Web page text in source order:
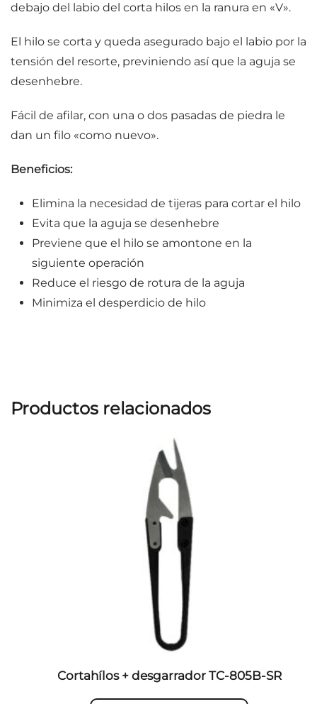
debajo del labio del corta hilos en la ranura en «V».
El hilo se corta y queda asegurado bajo el labio por la
tensión del resorte, previniendo así que la aguja se
desenhebre.
Fácil de afilar, con una o dos pasadas de piedra le
dan un filo «como nuevo».
Beneficios:
Elimina la necesidad de tijeras para cortar el hilo
Evita que la aguja se desenhebre
Previene que el hilo se amontone en la
siguiente operación
Reduce el riesgo de rotura de la aguja
Minimiza el desperdicio de hilo
Productos relacionados
Cortahílos + desgarrador TC-805B-SR